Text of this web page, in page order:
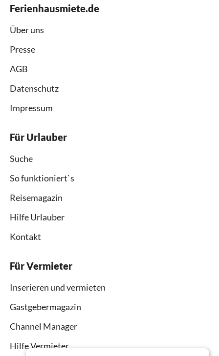
Ferienhausmiete.de
Über uns
Presse
AGB
Datenschutz
Impressum
Für Urlauber
Suche
So funktioniert`s
Reisemagazin
Hilfe Urlauber
Kontakt
Für Vermieter
Inserieren und vermieten
Gastgebermagazin
Channel Manager
Hilfe Vermieter